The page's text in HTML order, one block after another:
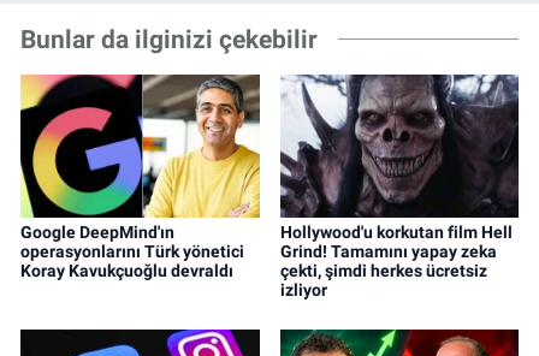
Bunlar da ilginizi çekebilir
Google DeepMind'ın
operasyonlarını Türk yönetici
Koray Kavukçuoğlu devraldı
Hollywood'u korkutan film Hell
Grind! Tamamını yapay zeka
çekti, şimdi herkes ücretsiz
izliyor